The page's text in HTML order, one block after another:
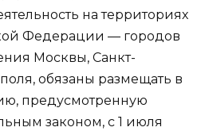
на территориях
Федерации — городов
Москвы, Санкт-
обязаны размещать в
предусмотренную
законом, с 1 июля